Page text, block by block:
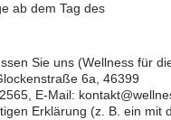
ab dem Tag des
Sie uns (Wellness für
6a, 46399
E-Mail:
Erklärung (z. B. ein mit